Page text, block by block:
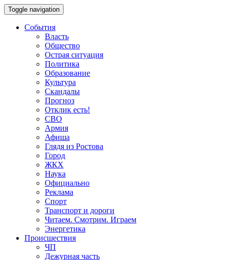
Toggle navigation
События
Власть
Общество
Острая ситуация
Политика
Образование
Культура
Скандалы
Прогноз
Отклик есть!
СВО
Армия
Афиша
Глядя из Ростова
Город
ЖКХ
Наука
Официально
Реклама
Спорт
Транспорт и дороги
Читаем. Смотрим. Играем
Энергетика
Происшествия
ЧП
Дежурная часть